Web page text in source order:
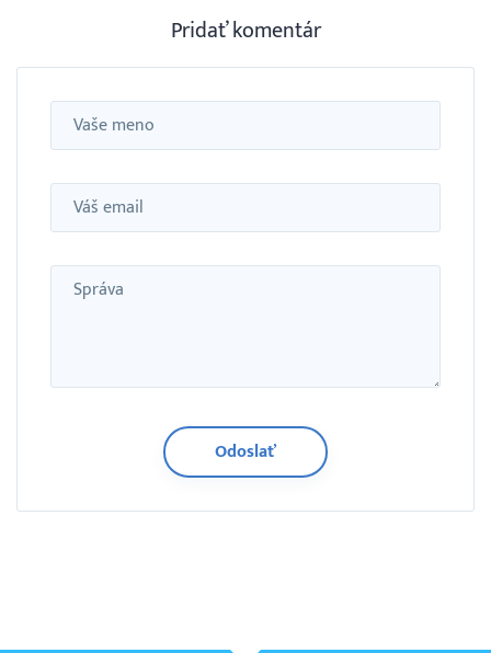
Pridať komentár
Meno
Email
Správa